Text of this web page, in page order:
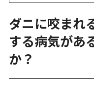
ダニに咬まれ
する病気があ
か？